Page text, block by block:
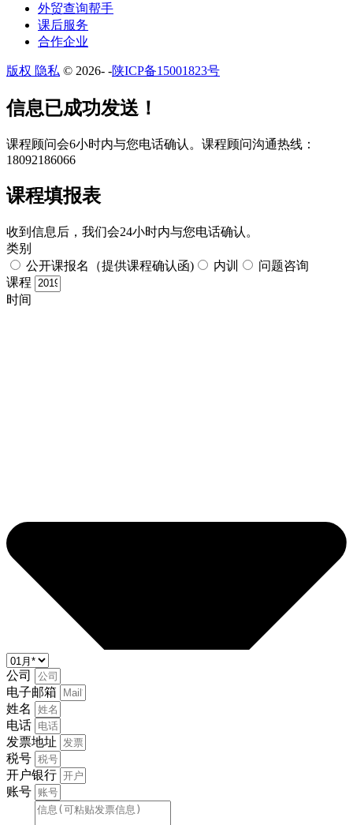
外贸查询帮手
课后服务
合作企业
版权 隐私 © 2026- -陕ICP备15001823号
​​信息已成功发送！
课程顾问会6小时内与您电话确认。​课程顾问沟通热线：
18092186066
课程填报表​
收到信息后，我们会24小时内与您电话确认。​
类别
公开课报名（提供课程确认函)
内训
问题咨询
课程
时间
公司
电子邮箱
姓名
电话
发票地址
税号
开户银行
账号